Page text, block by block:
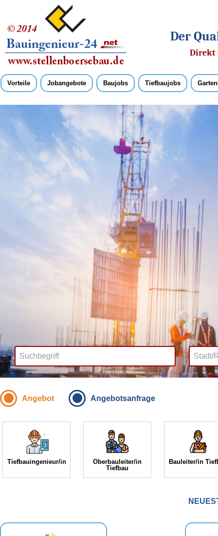
Der
Direkt
Vorteile Jobangebote Baujobs Tiefbaujobs
Angebot Angebotsanfrage
Tiefbauingenieur/in
Oberbauleiter/in
Tiefbau
Bauleiter/in